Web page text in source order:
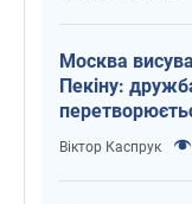
Москва
Пекіну:
залежність
Китаю
Віктор Каспрук